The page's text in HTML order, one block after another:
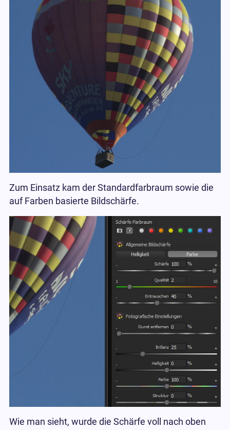
Zum Einsatz kam der Standardfarbraum sowie die
auf Farben basierte Bildschärfe.
Wie man sieht, wurde die Schärfe voll nach oben